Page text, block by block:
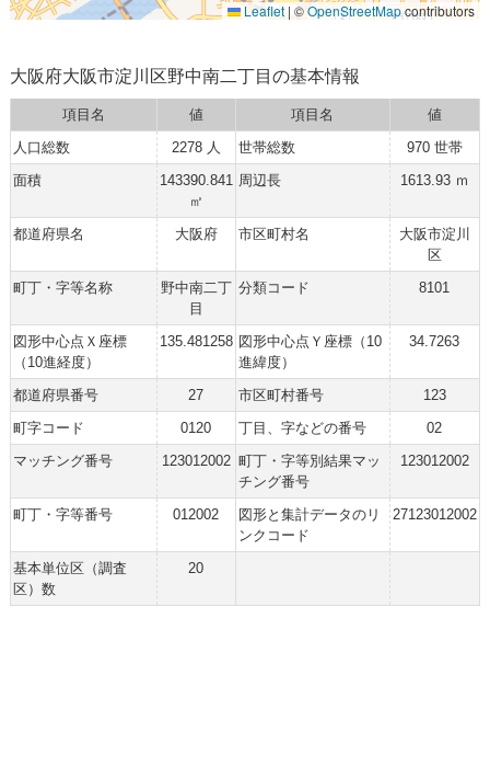
Leaflet | ©OpenStreetMapcontributors
大阪府大阪市淀川区野中南二丁目の基本情報
項目名 値 項目名
値
人口総数
2278 人 世帯総数
970 世帯
面積
143390.841
㎡
周辺長 1613.93 ｍ
都道府県名 大阪府 市区町村名
大阪市淀川
区
町丁・字等名称
野中南二丁
目
分類コード 8101
図形中心点Ｘ座標
（10進経度）
135.481258 図形中心点Ｙ座標（10
進緯度）
34.7263
都道府県番号 27 市区町村番号
123
町字コード
0120 丁目、字などの番号
02
マッチング番号
123012002 町丁・字等別結果マッ
チング番号
123012002
町丁・字等番号 012002
図形と集計データのリ
ンクコード
27123012002
基本単位区（調査
区）数
20